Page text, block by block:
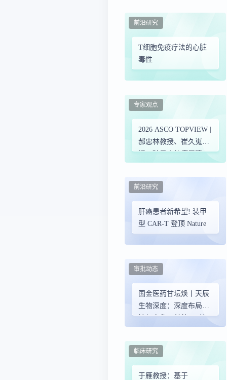
T细胞免疫疗法的心脏
毒性
前沿研究
2026 ASCO TOPVIEW |
郝忠林教授、崔久嵬教
授：破局实体瘤屏障
专家观点
肝癌患者新希望! 装甲
型 CAR-T 登顶 Nature
前沿研究
国金医药甘坛焕丨天辰
生物深度：深度布局过
敏与自免，长效IgE单
审批动态
于雁教授：基于
临床研究